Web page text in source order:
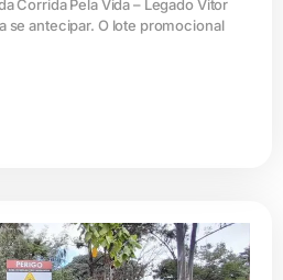
Corrida Pela Vida – Legado Vitor
se antecipar. O lote promocional